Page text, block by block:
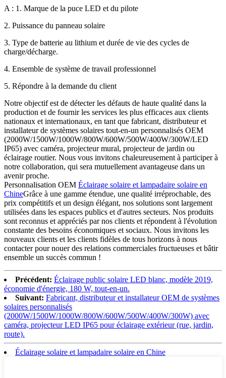
A : 1. Marque de la puce LED et du pilote
2. Puissance du panneau solaire
3. Type de batterie au lithium et durée de vie des cycles de
charge/décharge.
4. Ensemble de système de travail professionnel
5. Répondre à la demande du client
Notre objectif est de détecter les défauts de haute qualité dans la
production et de fournir les services les plus efficaces aux clients
nationaux et internationaux, en tant que fabricant, distributeur et
installateur de systèmes solaires tout-en-un personnalisés OEM
(2000W/1500W/1000W/800W/600W/500W/400W/300W/LED
IP65) avec caméra, projecteur mural, projecteur de jardin ou
éclairage routier. Nous vous invitons chaleureusement à participer à
notre collaboration, qui sera mutuellement avantageuse dans un
avenir proche.
Personnalisation OEM Éclairage solaire et lampadaire solaire en
ChineGrâce à une gamme étendue, une qualité irréprochable, des
prix compétitifs et un design élégant, nos solutions sont largement
utilisées dans les espaces publics et d'autres secteurs. Nos produits
sont reconnus et appréciés par nos clients et répondent à l'évolution
constante des besoins économiques et sociaux. Nous invitons les
nouveaux clients et les clients fidèles de tous horizons à nous
contacter pour nouer des relations commerciales fructueuses et bâtir
ensemble un succès commun !
Précédent: Éclairage public solaire LED blanc, modèle 2019,
économie d'énergie, 180 W, tout-en-un.
Suivant: Fabricant, distributeur et installateur OEM de systèmes
solaires personnalisés
(2000W/1500W/1000W/800W/600W/500W/400W/300W) avec
caméra, projecteur LED IP65 pour éclairage extérieur (rue, jardin,
route).
Éclairage solaire et lampadaire solaire en Chine